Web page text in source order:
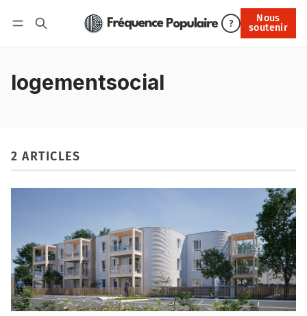
?
Nous
soutenir
Nous soutenir
logementsocial
2 ARTICLES